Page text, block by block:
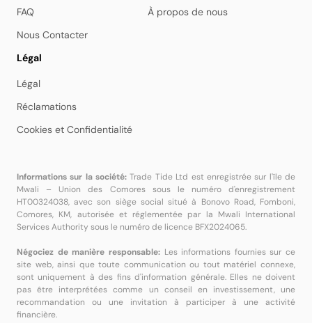
FAQ
Nous Contacter
À propos de nous
Légal
Légal
Réclamations
Cookies et Confidentialité
Informations sur la société: Trade Tide Ltd est enregistrée sur l'île de
Mwali – Union des Comores sous le numéro d'enregistrement
HT00324038, avec son siège social situé à Bonovo Road, Fomboni,
Comores, KM, autorisée et réglementée par la Mwali International
Services Authority sous le numéro de licence BFX2024065.
Négociez de manière responsable:Les informations fournies sur ce
site web, ainsi que toute communication ou tout matériel connexe,
sont uniquement à des fins d'information générale. Elles ne doivent
pas être interprétées comme un conseil en investissement, une
recommandation ou une invitation à participer à une activité
financière.